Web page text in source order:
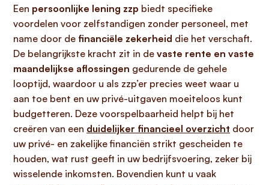
Een persoonlijke lening zzp biedt specifieke
voordelen voor zelfstandigen zonder personeel, met
name door de financiële zekerheid die het verschaft.
De belangrijkste kracht zit in de vaste rente en vaste
maandelijkse aflossingen gedurende de gehele
looptijd, waardoor u als zzp’er precies weet waar u
aan toe bent en uw privé-uitgaven moeiteloos kunt
budgetteren. Deze voorspelbaarheid helpt bij het
creëren van een duidelijker financieel overzicht door
uw privé- en zakelijke financiën strikt gescheiden te
houden, wat rust geeft in uw bedrijfsvoering, zeker bij
wisselende inkomsten. Bovendien kunt u vaak